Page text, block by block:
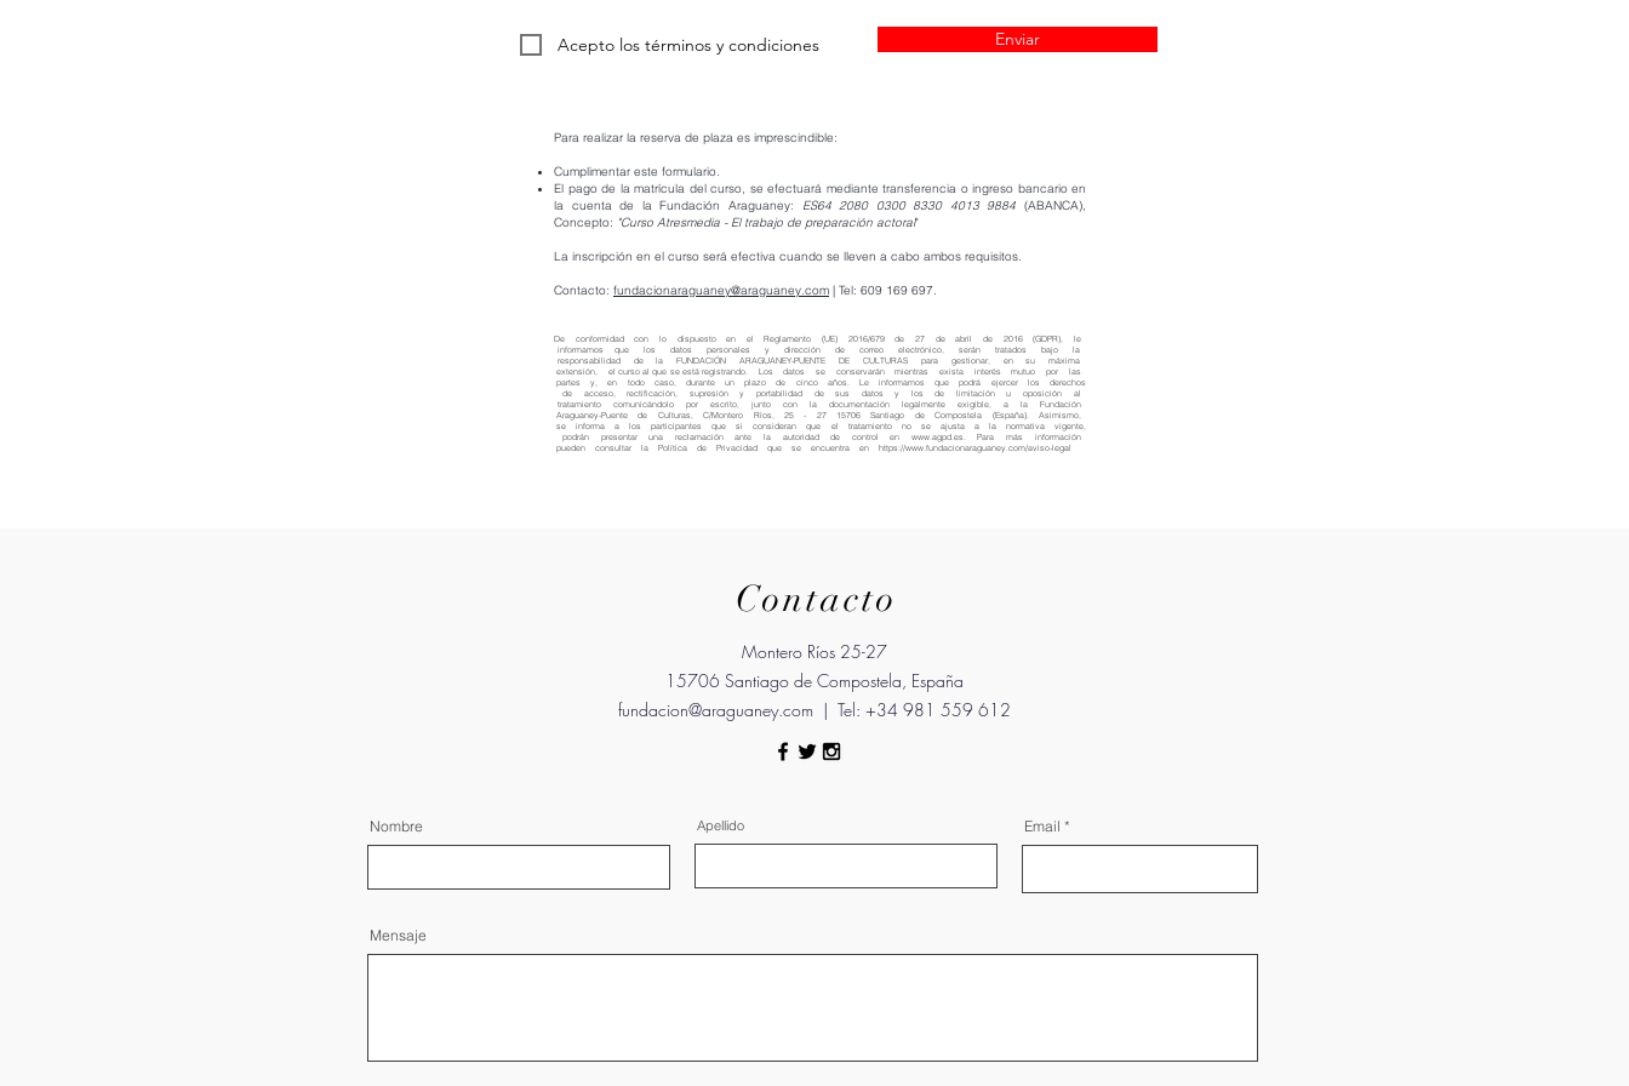
Acepto los términos y condiciones Enviar
Para realizar la reserva de plaza es imprescindible:
Cumplimentar este formulario.
El pago de la matrícula del curso, se efectuará mediante transferencia o ingreso bancario en
la cuenta de la Fundación Araguaney:
ES64 2080 0300 8330 4013 9884 (ABANCA),
Concepto: "Curso Atresmedia - El trabajo de preparación actoral"
La inscripción en el curso será efectiva cuando se lleven a cabo ambos requisitos.
Contacto: fundacionaraguaney@araguaney.com | Tel: 609 169 697.
De conformidad con lo dispuesto en el Reglamento (UE) 2016/679 de 27 de abril de 2016 (GDPR), le
informamos que los datos personales y dirección de correo electrónico, serán tratados bajo la
responsabilidad de la FUNDACIÓN ARAGUANEY-PUENTE DE CULTURAS para gestionar, en su máxima
extensión, el curso al que se está registrando. Los datos se conservarán mientras exista interés mutuo por las
partes y, en todo caso, durante un plazo de cinco años. Le informamos que podrá ejercer los derechos
de acceso, rectificación, supresión y portabilidad de sus datos y los de limitación u oposición al
tratamiento comunicándolo por escrito, junto con la documentación legalmente exigible, a la Fundación
Araguaney-Puente de Culturas, C/Montero Ríos, 25 - 27 15706 Santiago de Compostela (España). Asimismo,
se informa a los participantes que si consideran que el tratamiento no se ajusta a la normativa vigente,
podrán presentar una reclamación ante la autoridad de control en www.agpd.es. Para más información
pueden consultar la Política de Privacidad que se encuentra en
https://www.fundacionaraguaney.com/aviso-legal
Contacto
Montero Ríos 25-27
15706 Santiago de Compostela, España
fundacion@araguaney.com | Tel: +34 981 559 612
Nombre Apellido Email
Mensaje